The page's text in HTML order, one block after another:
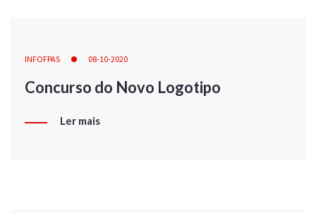
INFOFPAS 08-10-2020
Concurso do Novo Logotipo
Ler mais